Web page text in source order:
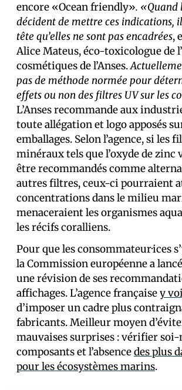
encore «Ocean friendly». «Quand
décident de mettre ces indications,
tête qu’elles ne sont pas encadrées,
Alice Mateus, éco-toxicologue de
cosmétiques de l’Anses.
pas de méthode normée pour
effets ou non des filtres UV sur les
L’Anses recommande aux
toute allégation et logo apposés
emballages. Selon l’agence, si les
minéraux tels que l’oxyde de zinc
être recommandés comme
autres filtres, ceux-ci pourraient
concentrations dans le milieu
menaceraient les organismes
les récifs coralliens.
Pour que les consommateur·ices
la Commission européenne a
une révision de ses
affichages. L’agence françaisey
d’imposer un cadre plus
fabricants. Meilleur moyen
mauvaises surprises : vérifier soi-
composants et l’absencedes plus
pour les écosystèmes marins.